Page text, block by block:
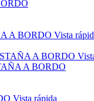
Vista
A BORDO
Vista rápida